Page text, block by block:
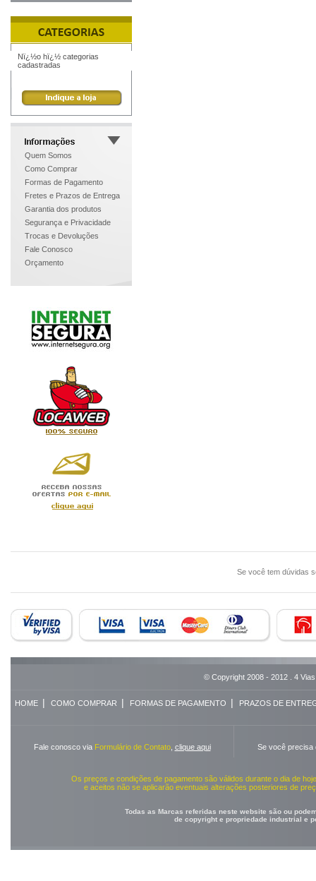
Nï¿½o hï¿½ categorias
cadastradas
Quem Somos
Como Comprar
Formas de Pagamento
Fretes e Prazos de Entrega
Garantia dos produtos
Segurança e Privacidade
Trocas e Devoluções
Fale Conosco
Orçamento
Se você tem dúvidas
© Copyright 2008 - 2012 . 4
HOME| COMO COMPRAR | FORMAS DE PAGAMENTO | PRAZOS DE
Fale conosco via Formulário de Contato, clique aqui Se você precisa
Os preços e condições de pagamento são válidos durante o dia de
e aceitos não se aplicarão eventuais alterações posteriores de
Todas as Marcas referidas neste website são ou
de copyright e propriedade industrial e